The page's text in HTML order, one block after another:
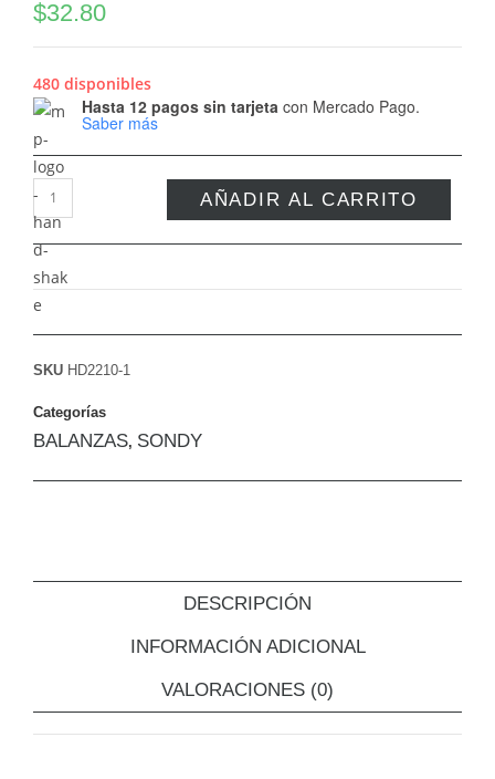
$32.80
480 disponibles
Hasta 12 pagos sin tarjeta con Mercado Pago.
Saber más
AÑADIR AL CARRITO
SKU HD2210-1
Categorías
BALANZAS, SONDY
DESCRIPCIÓN
INFORMACIÓN ADICIONAL
VALORACIONES (0)